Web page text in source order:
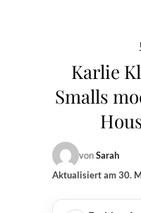
Karlie
Smalls
vonSarah
Aktualisiert am30.